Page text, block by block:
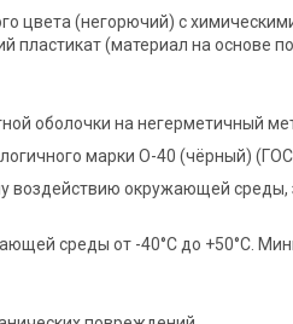
цвета (негорючий) с
(материал на основе
оболочки на негерметичный
марки О-40 (чёрный)
воздействию окружающей среды,
среды от -40°С до +50°С.